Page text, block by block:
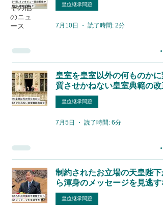
その他
のニュ
ース
皇位継承問題
7月10日 読了時間: 2分
皇室を皇室以外の何ものかに
質させかねない皇室典範の改
皇位継承問題
7月5日 読了時間: 6分
制約されたお立場の天皇陛下
ら渾身のメッセージを見逃す
皇位継承問題